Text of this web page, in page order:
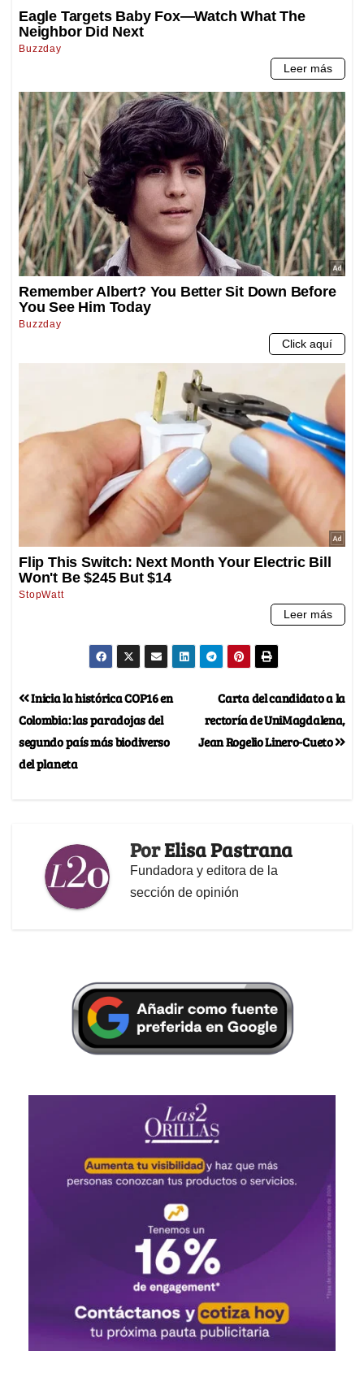
Carta del candidato a la
rectoría de UniMagdalena,
Jean Rogelio Linero-Cueto
Inicia la histórica COP16 en
Colombia: las paradojas del
segundo país más biodiverso
del planeta
PorElisa Pastrana
Fundadora y editora de la
sección de opinión